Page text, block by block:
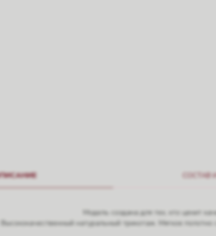
СОСТАВ
Модель создана для тех, кто ценит
Высококачественный натуральный трикотаж. Мягкое